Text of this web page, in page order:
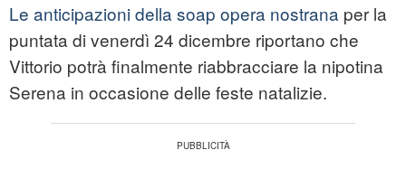
Le anticipazioni della soap opera nostrana per la
puntata di venerdì 24 dicembre riportano che
Vittorio potrà finalmente riabbracciare la nipotina
Serena in occasione delle feste natalizie.